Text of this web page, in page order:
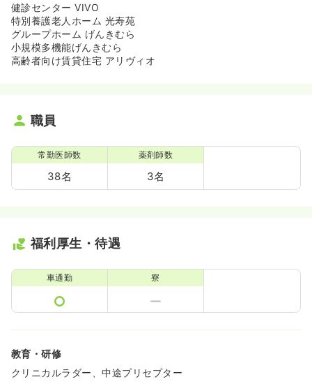
健診センター VIVO
特別養護老人ホーム 光寿苑
グループホーム げんきむら
小規模多機能げんきむら
高齢者向け賃貸住宅 アリヴィオ
職員
常勤医師数
38名
薬剤師数
3名
福利厚生・待遇
車通勤 寮
教育・研修
クリニカルラダー、中途プリセプター